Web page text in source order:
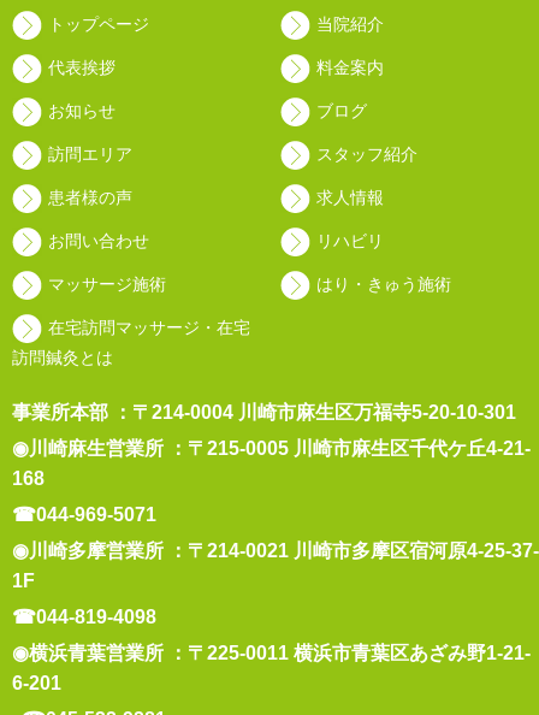
トップページ 当院紹介
代表挨拶 料金案内
お知らせ ブログ
訪問エリア スタッフ紹介
患者様の声 求人情報
お問い合わせ リハビリ
マッサージ施術 はり・きゅう施術
在宅訪問マッサージ・在宅
訪問鍼灸とは
事業所本部 ：〒214-0004 川崎市麻生区万福寺5-20-10-301
◉川崎麻生営業所 ：〒215-0005 川崎市麻生区千代ケ丘4-21-
168
☎044-969-5071
◉川崎多摩営業所 ：〒214-0021 川崎市多摩区宿河原4-25-37-
1F
☎044-819-4098
◉横浜青葉営業所 ：〒225-0011 横浜市青葉区あざみ野1-21-
6-201